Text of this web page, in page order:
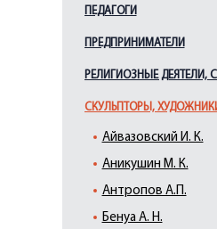
ПЕДАГОГИ
ПРЕДПРИНИМАТЕЛИ
РЕЛИГИОЗНЫЕ ДЕЯТЕЛИ,
СКУЛЬПТОРЫ,
Айвазовский И. К.
Аникушин М. К.
Антропов А.П.
Бенуа А. Н.